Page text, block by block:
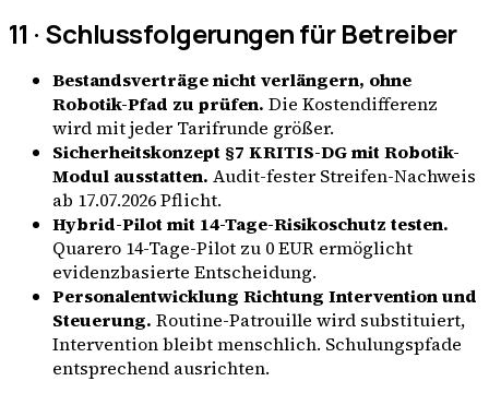
11 · Schlussfolgerungen für Betreiber
Bestandsverträge nicht verlängern, ohne
Robotik-Pfad zu prüfen. Die Kostendifferenz
wird mit jeder Tarifrunde größer.
Sicherheitskonzept §7 KRITIS-DG mit Robotik-
Modul ausstatten. Audit-fester Streifen-Nachweis
ab 17.07.2026 Pflicht.
Hybrid-Pilot mit 14-Tage-Risikoschutz testen.
Quarero 14-Tage-Pilot zu 0 EUR ermöglicht
evidenzbasierte Entscheidung.
Personalentwicklung Richtung Intervention und
Steuerung. Routine-Patrouille wird substituiert,
Intervention bleibt menschlich. Schulungspfade
entsprechend ausrichten.